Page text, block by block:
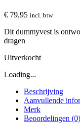
€ 79,95 incl. btw
Dit dummyvest is
dragen
Uitverkocht
Loading...
Beschrijving
Aanvullende
Merk
Beoordelingen (0)